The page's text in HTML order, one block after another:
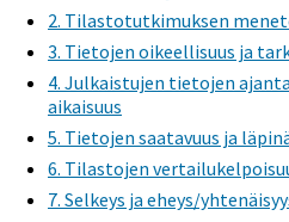
2. Tilastotutkimuksen
3. Tietojen oikeellisuus ja
4. Julkaistujen tietojen
aikaisuus
5. Tietojen saatavuus ja
6. Tilastojen
7. Selkeys ja eheys/